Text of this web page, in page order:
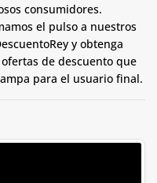
consumidores.
el pulso a nuestros
y obtenga
de descuento que
para el usuario final.